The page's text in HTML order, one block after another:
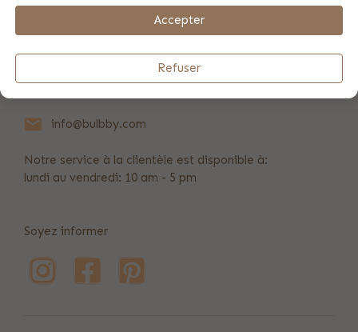
info@bulbby.com
Notre service à la clientèle est disponible à:
lundi au vendredi: 10 am - 5 pm
Soyez informer
Accepter
Refuser